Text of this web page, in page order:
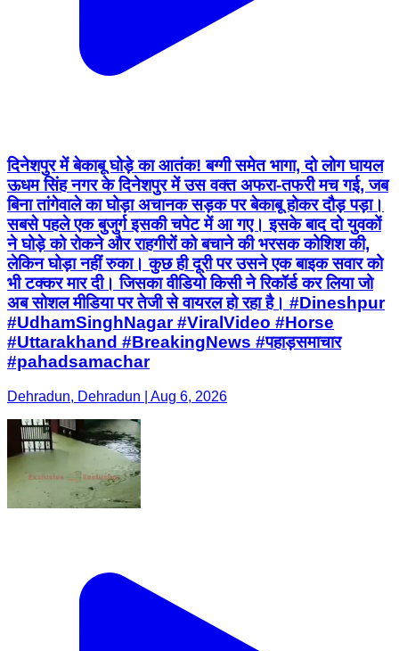
दिनेशपुर में बेकाबू घोड़े का आतंक! बग्गी समेत भागा, दो लोग घायल
ऊधम सिंह नगर के दिनेशपुर में उस वक्त अफरा-तफरी मच गई, जब
बिना तांगेवाले का घोड़ा अचानक सड़क पर बेकाबू होकर दौड़ पड़ा।
सबसे पहले एक बुजुर्ग इसकी चपेट में आ गए। इसके बाद दो युवकों
ने घोड़े को रोकने और राहगीरों को बचाने की भरसक कोशिश की,
लेकिन घोड़ा नहीं रुका। कुछ ही दूरी पर उसने एक बाइक सवार को
भी टक्कर मार दी। जिसका वीडियो किसी ने रिकॉर्ड कर लिया जो
अब सोशल मीडिया पर तेजी से वायरल हो रहा है। #Dineshpur
#UdhamSinghNagar #ViralVideo #Horse
#Uttarakhand #BreakingNews #पहाड़समाचार
#pahadsamachar
Dehradun, Dehradun | Aug 6, 2026